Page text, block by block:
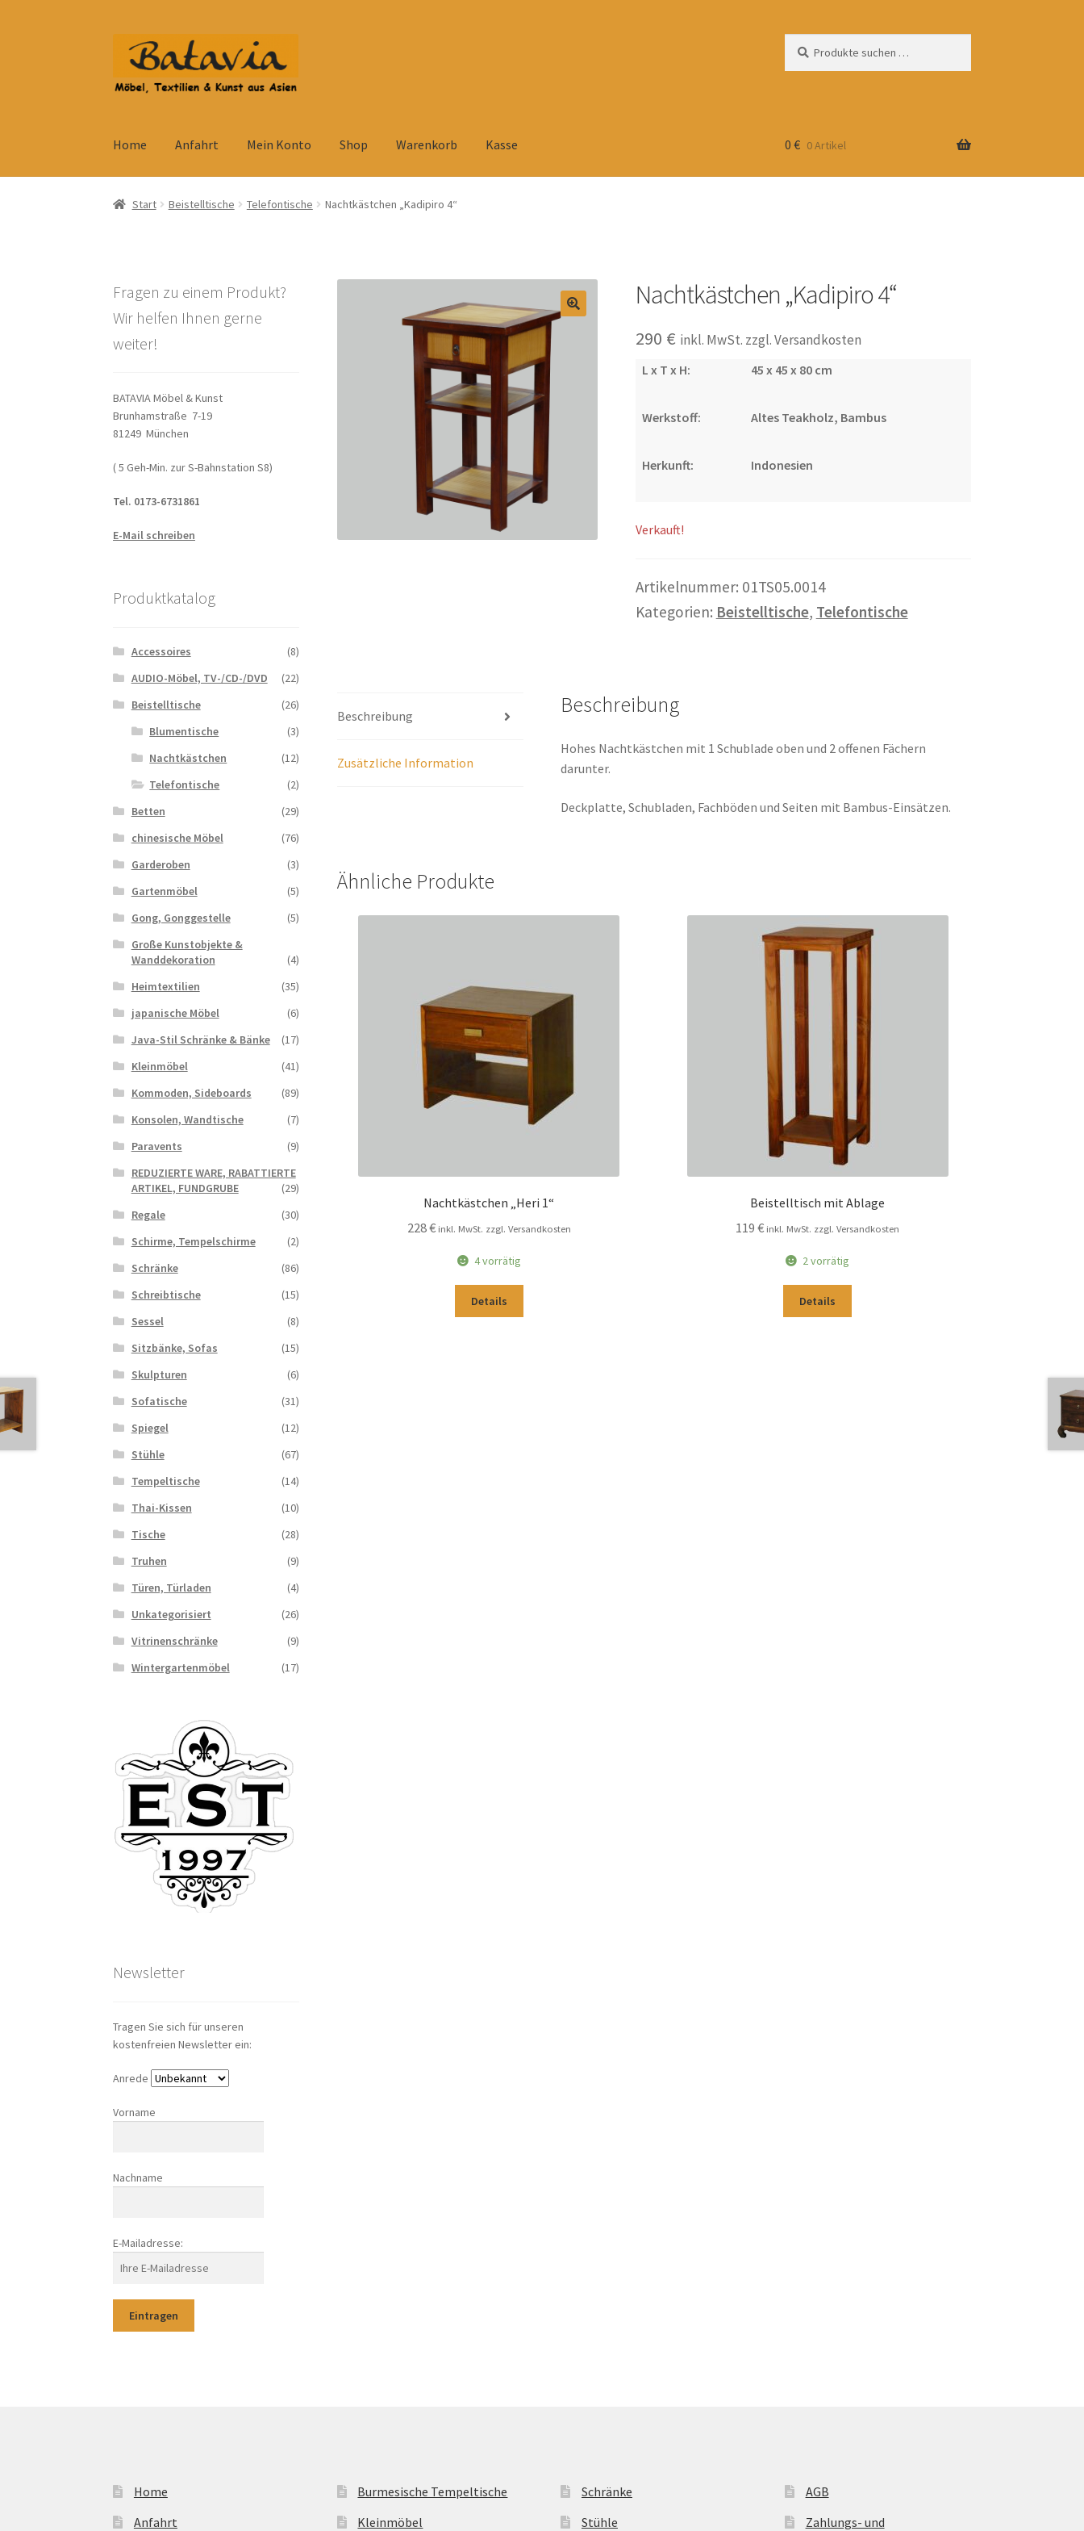
Navigation
springen
Zum
Inhalt
springen
nach:
Home Anfahrt Mein Konto Shop Warenkorb Kasse
Start Accessoires AGB Anfahrt Datenschutzbelehrung Datenschutzerklärung
Wohnzimmertisch mit StühlenZahlungsarten
0 € 0 Artikel
Start Beistelltische Telefontische Nachtkästchen „Kadipiro 4“
Nachtkästchen „Kadipiro 4“
290 € inkl. MwSt. zzgl. Versandkosten
L x T x H: 45 x 45 x 80 cm
Werkstoff: Altes Teakholz, Bambus
Herkunft: Indonesien
Verkauft!
Artikelnummer: 01TS05.0014
Kategorien: Beistelltische, Telefontische
Beschreibung
Zusätzliche Information
Beschreibung
Hohes Nachtkästchen mit 1 Schublade oben und 2 offenen Fächern
darunter.
Deckplatte, Schubladen, Fachböden und Seiten mit Bambus-Einsätzen.
Ähnliche Produkte
Nachtkästchen „Heri 1“
228€ inkl. MwSt. zzgl. Versandkosten
4 vorrätig
Details
Beistelltisch mit Ablage
119€ inkl. MwSt. zzgl. Versandkosten
2 vorrätig
Details
Fragen zu einem Produkt?
Wir helfen Ihnen gerne
weiter!
BATAVIA Möbel & Kunst
Brunhamstraße 7-19
81249 München
( 5 Geh-Min. zur S-Bahnstation S8)
Tel. 0173-6731861
E-Mail schreiben
Produktkatalog
Accessoires
(8)
AUDIO-Möbel, TV-/CD-/DVD
(22)
Beistelltische
(26)
Blumentische
(3)
Nachtkästchen
(12)
Telefontische
(2)
Betten
(29)
chinesische Möbel
(76)
Garderoben
(3)
Gartenmöbel
(5)
Gong, Gonggestelle
(5)
Große Kunstobjekte &
Wanddekoration
(4)
Heimtextilien
(35)
japanische Möbel
(6)
Java-Stil Schränke & Bänke
(17)
Kleinmöbel
(41)
Kommoden, Sideboards
(89)
Konsolen, Wandtische
(7)
Paravents
(9)
REDUZIERTE WARE, RABATTIERTE
ARTIKEL, FUNDGRUBE
(29)
Regale
(30)
Schirme, Tempelschirme
(2)
Schränke
(86)
Schreibtische
(15)
Sessel
(8)
Sitzbänke, Sofas
(15)
Skulpturen
(6)
Sofatische
(31)
Spiegel
(12)
Stühle
(67)
Tempeltische
(14)
Thai-Kissen
(10)
Tische
(28)
Truhen
(9)
Türen, Türladen
(4)
Unkategorisiert
(26)
Vitrinenschränke
(9)
Wintergartenmöbel
(17)
Newsletter
Tragen Sie sich für unseren
kostenfreien Newsletter ein:
Anrede
Vorname
Nachname
E-Mailadresse:
Home
Anfahrt
Burmesische Tempeltische
Kleinmöbel
Schränke
Stühle
AGB
Zahlungs- und